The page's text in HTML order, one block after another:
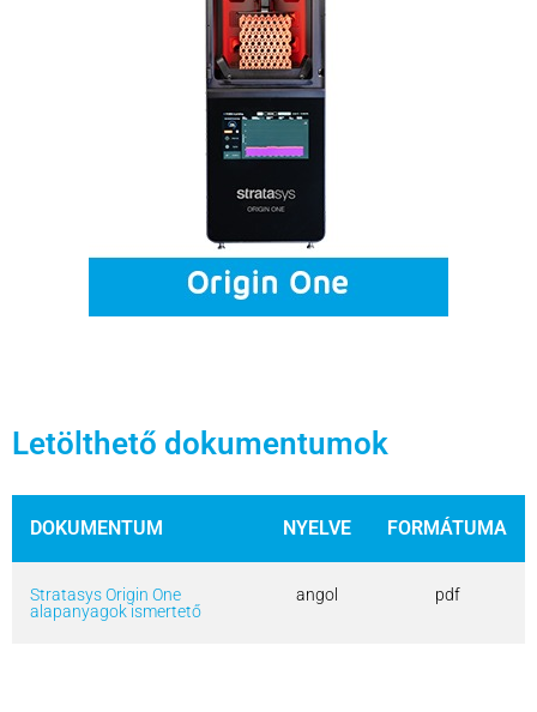
Letölthető dokumentumok
DOKUMENTUM NYELVE FORMÁTUMA
Stratasys Origin One
alapanyagok ismertető
angol pdf